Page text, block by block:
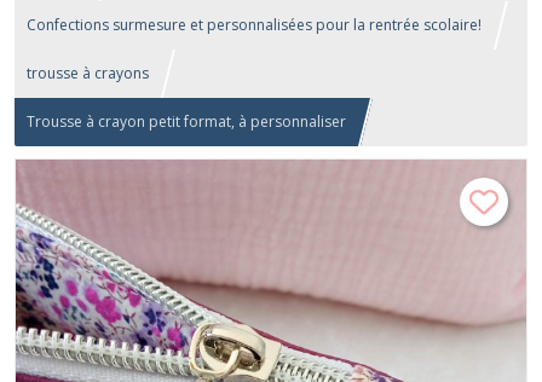
Confections surmesure et personnalisées pour la rentrée scolaire!
trousse à crayons
Trousse à crayon petit format, à personnaliser